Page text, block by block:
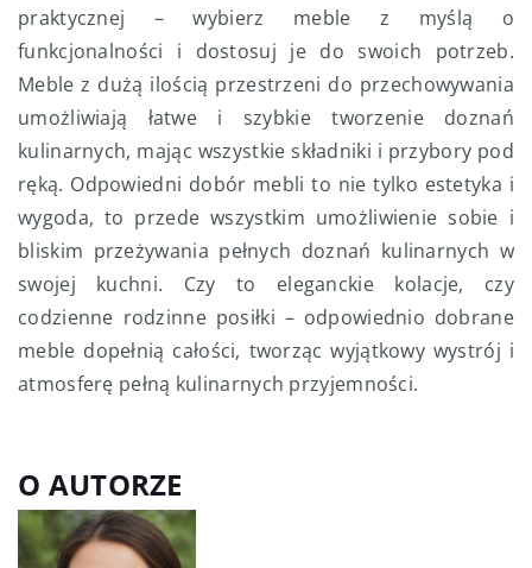
praktycznej – wybierz meble z myślą o
funkcjonalności i dostosuj je do swoich potrzeb.
Meble z dużą ilością przestrzeni do przechowywania
umożliwiają łatwe i szybkie tworzenie doznań
kulinarnych, mając wszystkie składniki i przybory pod
ręką. Odpowiedni dobór mebli to nie tylko estetyka i
wygoda, to przede wszystkim umożliwienie sobie i
bliskim przeżywania pełnych doznań kulinarnych w
swojej kuchni. Czy to eleganckie kolacje, czy
codzienne rodzinne posiłki – odpowiednio dobrane
meble dopełnią całości, tworząc wyjątkowy wystrój i
atmosferę pełną kulinarnych przyjemności.
O AUTORZE